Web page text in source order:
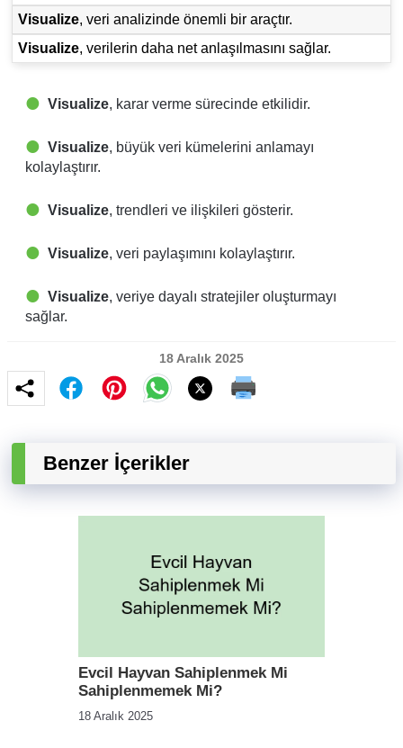
Visualize, veri analizinde önemli bir araçtır.
Visualize, verilerin daha net anlaşılmasını sağlar.
Visualize, karar verme sürecinde etkilidir.
Visualize, büyük veri kümelerini anlamayı
kolaylaştırır.
Visualize, trendleri ve ilişkileri gösterir.
Visualize, veri paylaşımını kolaylaştırır.
Visualize, veriye dayalı stratejiler oluşturmayı
sağlar.
18 Aralık 2025
Benzer İçerikler
Evcil Hayvan Sahiplenmek Mi
Sahiplenmemek Mi?
18 Aralık 2025